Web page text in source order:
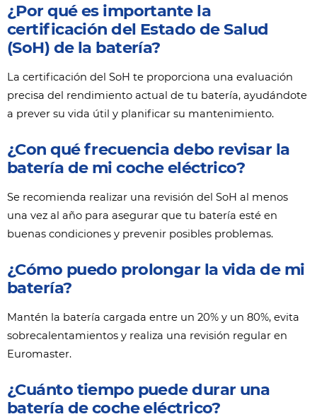
¿Por qué es importante la
certificación del Estado de Salud
(SoH) de la batería?
La certificación del SoH te proporciona una evaluación
precisa del rendimiento actual de tu batería, ayudándote
a prever su vida útil y planificar su mantenimiento.
¿Con qué frecuencia debo revisar la
batería de mi coche eléctrico?
Se recomienda realizar una revisión del SoH al menos
una vez al año para asegurar que tu batería esté en
buenas condiciones y prevenir posibles problemas.
¿Cómo puedo prolongar la vida de mi
batería?
Mantén la batería cargada entre un 20% y un 80%, evita
sobrecalentamientos y realiza una revisión regular en
Euromaster.
¿Cuánto tiempo puede durar una
batería de coche eléctrico?